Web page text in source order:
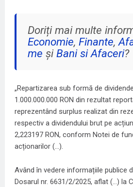
Doriți mai multe
Economie, Finante,
me șiBani si Afaceri?
„Repartizarea sub formă de
1.000.000.000 RON din rezultat
reprezentând surplus realizat din
respectiv a dividendului brut pe
2,223197 RON, conform Notei de
acționarilor (…).
Având în vedere informațiile publice
Dosarul nr. 6631/2/2025, aflat (…) la